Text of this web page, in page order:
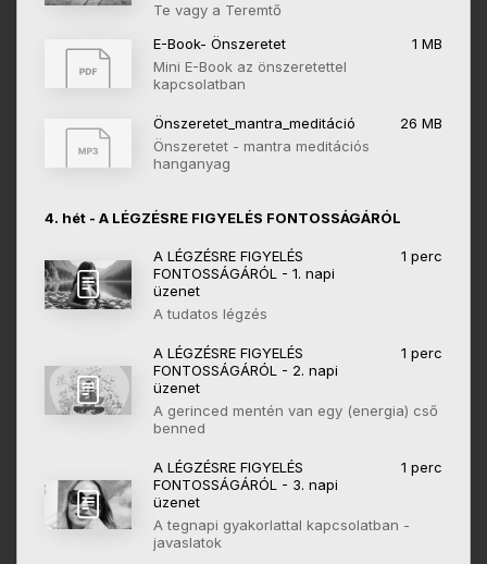
Te vagy a Teremtő
E-Book- Önszeretet
1 MB
Mini E-Book az önszeretettel
kapcsolatban
Önszeretet_mantra_meditáció
26 MB
Önszeretet - mantra meditációs
hanganyag
4. hét - A LÉGZÉSRE FIGYELÉS FONTOSSÁGÁRÓL
A LÉGZÉSRE FIGYELÉS
FONTOSSÁGÁRÓL - 1. napi
üzenet
1 perc
A tudatos légzés
A LÉGZÉSRE FIGYELÉS
FONTOSSÁGÁRÓL - 2. napi
üzenet
1 perc
A gerinced mentén van egy (energia) cső
benned
A LÉGZÉSRE FIGYELÉS
FONTOSSÁGÁRÓL - 3. napi
üzenet
1 perc
A tegnapi gyakorlattal kapcsolatban -
javaslatok